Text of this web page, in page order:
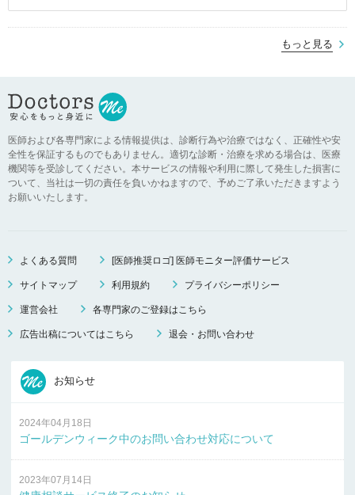
もっと見る
医師および各専門家による情報提供は、診断行為や治療ではなく、正確性や安
全性を保証するものでもありません。適切な診断・治療を求める場合は、医療
機関等を受診してください。本サービスの情報や利用に際して発生した損害に
ついて、当社は一切の責任を負いかねますので、予めご了承いただきますよう
お願いいたします。
よくある質問 [医師推奨ロゴ] 医師モニター評価サービス
サイトマップ 利用規約 プライバシーポリシー
運営会社 各専門家のご登録はこちら
広告出稿についてはこちら 退会・お問い合わせ
お知らせ
2024年04月18日
ゴールデンウィーク中のお問い合わせ対応について
2023年07月14日